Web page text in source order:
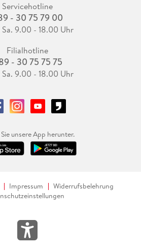
Servicehotline
- 30 75 79 00
9.00 - 18.00 Uhr
Filialhotline
- 30 75 75 75
9.00 - 18.00 Uhr
unsere App herunter.
Impressum
Widerrufsbelehrung